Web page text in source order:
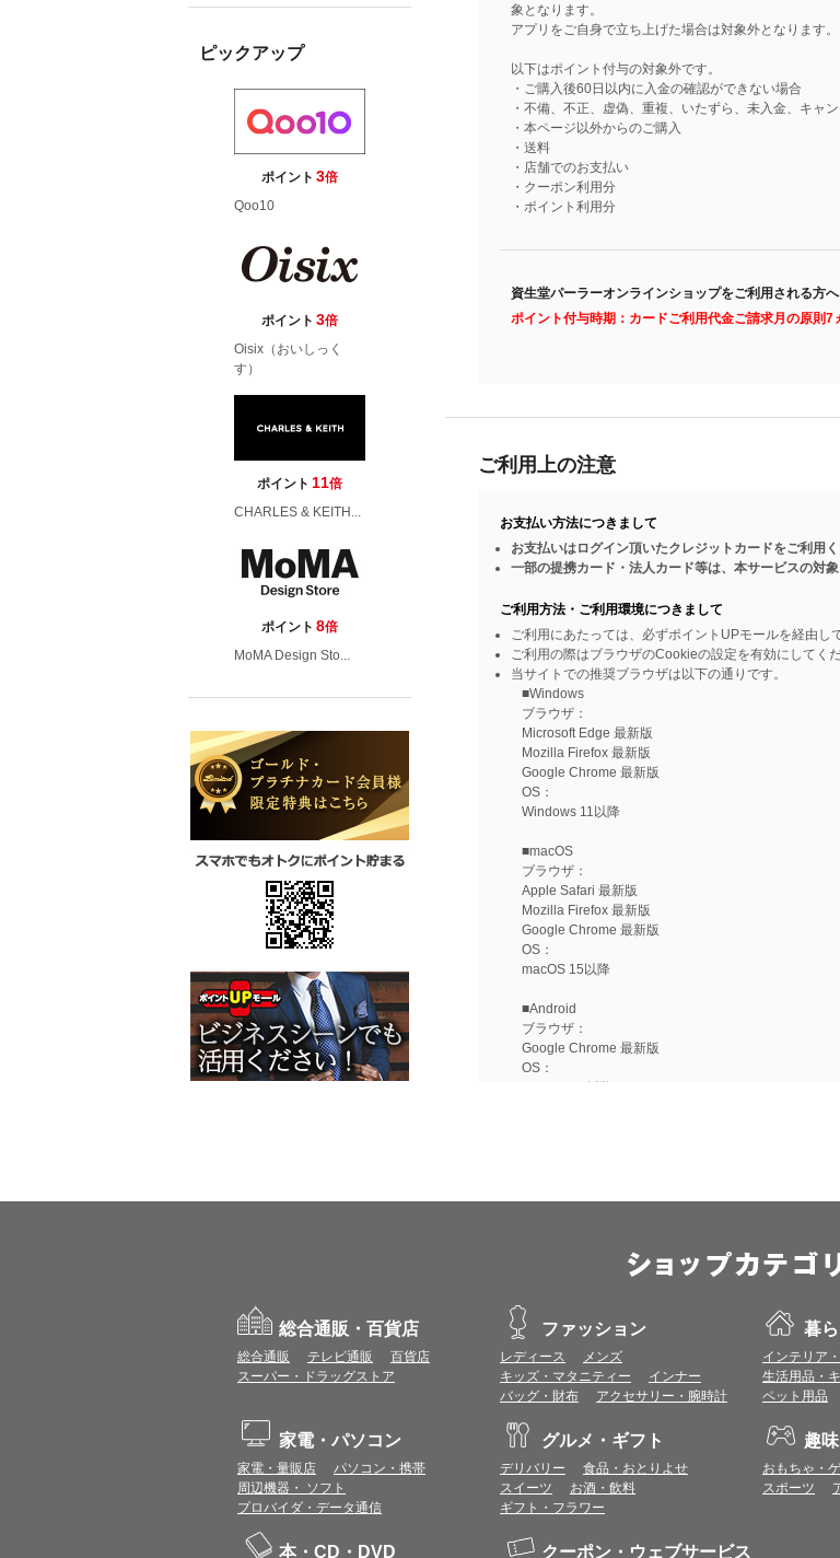
ピックアップ
ポイント 3倍
Qoo10
ポイント 3倍
Oisix（おいしっく
す）
ポイント 11倍
CHARLES & KEITH...
ポイント 8倍
MoMA Design Sto...
象となります。
アプリをご自身で立ち上げた場合は対象外となります。
以下はポイント付与の対象外です。
・ご購入後60日以内に入金の確認ができない場合
・不備、不正、虚偽、重複、いたずら、未入金、キャ
・本ページ以外からのご購入
・送料
・店舗でのお支払い
・クーポン利用分
・ポイント利用分
資生堂パーラーオンラインショップをご利用される方へ
ポイント付与時期：カードご利用代金ご請求月の原則7
ご利用上の注意
お支払い方法につきまして
お支払いはログイン頂いたクレジットカードをご利用く
一部の提携カード・法人カード等は、本サービスの対象
ご利用方法・ご利用環境につきまして
ご利用にあたっては、必ずポイントUPモールを経由し
ご利用の際はブラウザのCookieの設定を有効にしてくだ
当サイトでの推奨ブラウザは以下の通りです。
■Windows
ブラウザ：
Microsoft Edge 最新版
Mozilla Firefox 最新版
Google Chrome 最新版
OS：
Windows 11以降
■macOS
ブラウザ：
Apple Safari 最新版
Mozilla Firefox 最新版
Google Chrome 最新版
OS：
macOS 15以降
■Android
ブラウザ：
Google Chrome 最新版
OS：
Android 15以降
iOS 18以降
※上記環境範囲内であっても、ブラウザとOSの組み
すので、推奨ブラウザでのご利用をお願いいたします
＜CookieやJavaScriptについて＞
本サービスではCookieとJavaScriptの機能を使用し
ポイント付与につきまして
ワールドプレゼントのポイント通常1倍分に加え、上
ントとして付与いたします。
プレミアムポイント付与の対象は、商品代金のみ（税
プレミアムポイントの付与予定時期は、カードご利用
200円のご利用につき1ポイントとして計算されるため
総合通販・百貨店
総合通販 テレビ通販
百貨店
スーパー・ドラッグストア
ファッション
レディース
メンズ
キッズ・マタニティー
インナー
バッグ・財布
アクセサリー・腕時計
暮
インテリア
生活用品・
ペット用品
家電・パソコン
家電・量販店
パソコン・携帯
周辺機器・ ソフト
プロバイダ・データ通信
グルメ・ギフト
デリバリー
食品・おとりよせ
スイーツ
お酒・飲料
ギフト・フラワー
趣
おもちゃ・
スポーツ
本・CD・DVD クーポン・ウェブサービス